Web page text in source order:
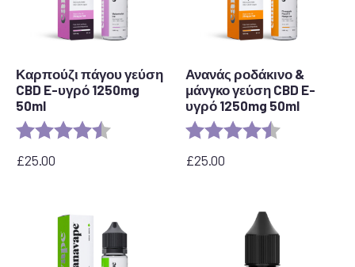
Καρπούζι πάγου γεύση
CBD E-υγρό 1250mg
50ml
Αξιολόγηση: 4,7 από 5 αστέρια
£25.00
Ανανάς ροδάκινο &
μάνγκο γεύση CBD E-
υγρό 1250mg 50ml
Αξιολόγηση:
£25.00